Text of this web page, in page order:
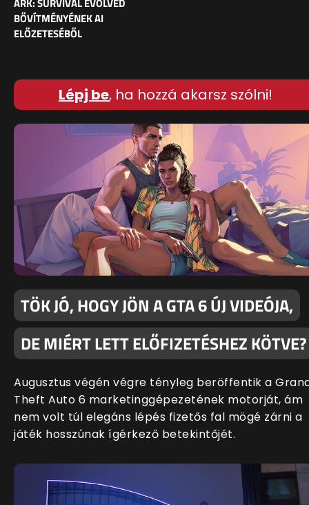
BŐVÍTMÉNYÉNEK AI
ELŐZETESÉBŐL
Lépj be, ha hozzá akarsz szólni!
TÖK JÓ, HOGY JÖN A GTA 6 ÚJ VIDEÓJA,
DE MIÉRT LETT ELŐFIZETÉSHEZ KÖTVE?
Augusztus végén végre tényleg beröffentik a
Theft Auto 6 marketinggépezetének motorját, ám
nem volt túl elegáns lépés fizetős fal mögé zárni a
játék hosszúnak ígérkező betekintőjét.